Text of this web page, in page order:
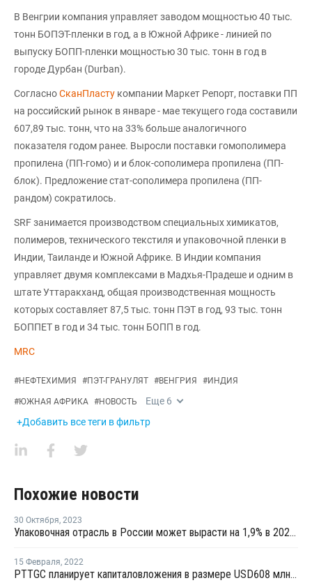
В Венгрии компания управляет заводом мощностью 40 тыс.
тонн БОПЭТ-пленки в год, а в Южной Африке - линией по
выпуску БОПП-пленки мощностью 30 тыс. тонн в год в
городе Дурбан (Durban).
СогласноСканПласту компании Маркет Репорт, поставки ПП
на российский рынок в январе - мае текущего года составили
607,89 тыс. тонн, что на 33% больше аналогичного
показателя годом ранее. Выросли поставки гомополимера
пропилена (ПП-гомо) и и блок-сополимера пропилена (ПП-
блок). Предложение стат-сополимера пропилена (ПП-
рандом) сократилось.
SRF занимается производством специальных химикатов,
полимеров, технического текстиля и упаковочной пленки в
Индии, Таиланде и Южной Африке. В Индии компания
управляет двумя комплексами в Мадхья-Прадеше и одним в
штате Уттаракханд, общая производственная мощность
которых составляет 87,5 тыс. тонн ПЭТ в год, 93 тыс. тонн
БОППЕТ в год и 34 тыс. тонн БОПП в год.
MRC
#НЕФТЕХИМИЯ #ПЭТ-ГРАНУЛЯТ #ВЕНГРИЯ #ИНДИЯ
#ЮЖНАЯ АФРИКА #НОВОСТЬ Еще 6
+Добавить все теги в фильтр
Похожие новости
30 Октября, 2023
Упаковочная отрасль в России может вырасти на 1,9% в 2024 году - СИБУР
15 Февраля, 2022
PTTGC планирует капиталовложения в размере USD608 млн в течение пяти лет